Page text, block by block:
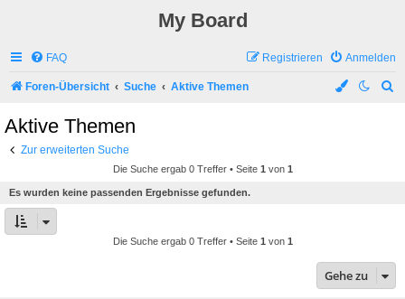
My Board
FAQ Anmelden
Registrieren
Foren-Übersicht Suche Aktive Themen
Aktive Themen
Zur erweiterten Suche
Die Suche ergab 0 Treffer • Seite 1von 1
Es wurden keine passenden Ergebnisse gefunden.
Die Suche ergab 0 Treffer • Seite 1von 1
Gehe zu